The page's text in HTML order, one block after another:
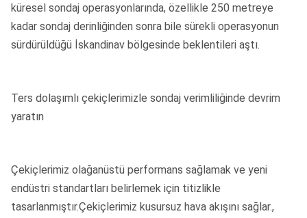
küresel sondaj operasyonlarında, özellikle 250 metreye
kadar sondaj derinliğinden sonra bile sürekli operasyonun
sürdürüldüğü İskandinav bölgesinde beklentileri aştı.
Ters dolaşımlı çekiçlerimizle sondaj verimliliğinde devrim
yaratın
Çekiçlerimiz olağanüstü performans sağlamak ve yeni
endüstri standartları belirlemek için titizlikle
tasarlanmıştır.Çekiçlerimiz kusursuz hava akışını sağlar.,